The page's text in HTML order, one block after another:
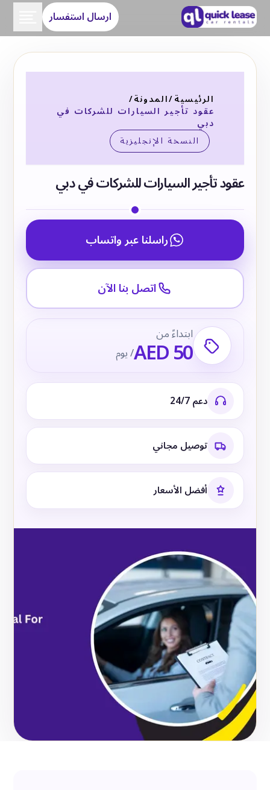
ارسال استفسار
الرئيسية/المدونة/
عقود تأجير السيارات للشركات في
دبي
النسخة الإنجليزية
عقود تأجير السيارات للشركات في دبي
راسلنا عبر واتساب
اتصل بنا الآن
ابتداءً من
AED 50/ يوم
دعم 24/7
توصيل مجاني
أفضل الأسعار